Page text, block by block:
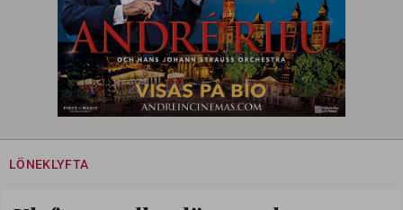
LÖNEKLYFTA